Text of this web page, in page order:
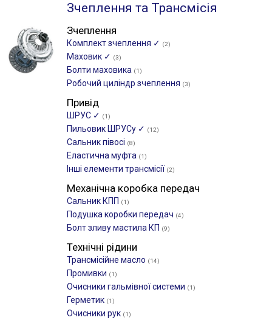
Зчеплення та Трансмісія
Зчеплення
Комплект зчеплення ✓ (2)
Маховик ✓ (3)
Болти маховика (1)
Робочий циліндр зчеплення (3)
Привід
ШРУС ✓ (1)
Пильовик ШРУСу ✓ (12)
Сальник півосі (8)
Еластична муфта (1)
Інші елементи трансмісії (2)
Механічна коробка передач
Сальник КПП (1)
Подушка коробки передач (4)
Болт зливу мастила КП (9)
Технічні рідини
Трансмісійне масло (14)
Промивки (1)
Очисники гальмівної системи (1)
Герметик (1)
Очисники рук (1)